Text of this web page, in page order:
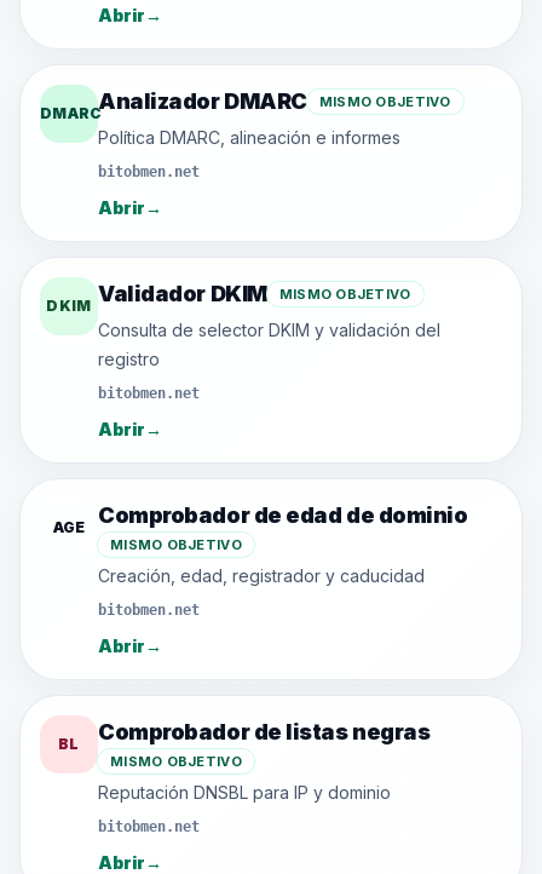
Abrir→
DMARCAnalizador DMARC MISMO OBJETIVO
Política DMARC, alineación e informes
bitobmen.net
Abrir→
DKIM Validador DKIM MISMO OBJETIVO
Consulta de selector DKIM y validación del
registro
bitobmen.net
Abrir→
AGE Comprobador de edad de dominio
MISMO OBJETIVO
Creación, edad, registrador y caducidad
bitobmen.net
Abrir→
BL Comprobador de listas negras
MISMO OBJETIVO
Reputación DNSBL para IP y dominio
bitobmen.net
Abrir→